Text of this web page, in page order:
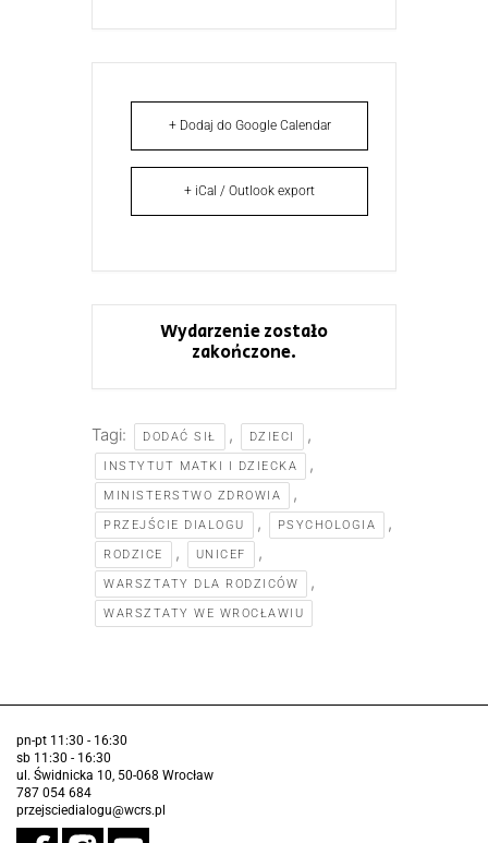
+ Dodaj do Google Calendar
+ iCal / Outlook export
Wydarzenie zostało
zakończone.
Tagi: DODAĆ SIŁ , DZIECI ,
INSTYTUT MATKI I DZIECKA ,
MINISTERSTWO ZDROWIA ,
PRZEJŚCIE DIALOGU , PSYCHOLOGIA ,
RODZICE , UNICEF ,
WARSZTATY DLA RODZICÓW ,
WARSZTATY WE WROCŁAWIU
pn-pt 11:30 - 16:30
sb 11:30 - 16:30
ul. Świdnicka 10, 50-068 Wrocław
787 054 684
przejsciedialogu@wcrs.pl